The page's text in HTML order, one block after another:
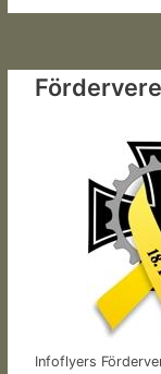
Infoflyers